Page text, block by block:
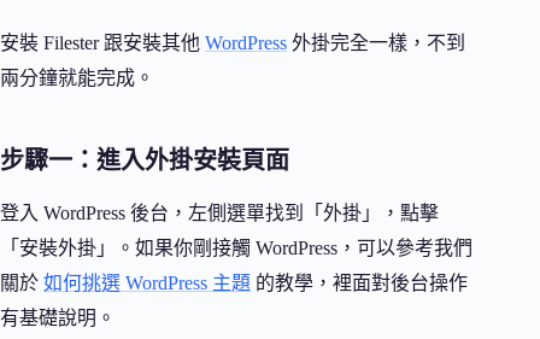
安裝 Filester 跟安裝其他 WordPress 外掛完全一樣，不到
兩分鐘就能完成。
步驟一：進入外掛安裝頁面
登入 WordPress 後台，左側選單找到「外掛」，點擊
「安裝外掛」。如果你剛接觸 WordPress，可以參考我們
關於 如何挑選 WordPress 主題 的教學，裡面對後台操作
有基礎說明。